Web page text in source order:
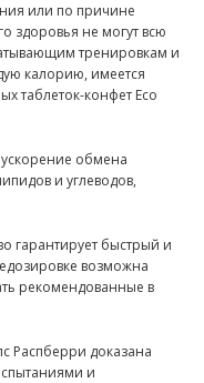
или по причине
здоровья не могут всю
тренировкам и
калорию, имеется
таблеток-конфет Eco
ускорение обмена
и углеводов,
гарантирует быстрый и
возможна
рекомендованные в
Распберри доказана
и